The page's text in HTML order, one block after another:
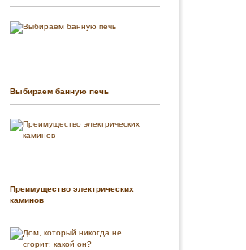
Выбираем банную печь
Преимущество электрических
каминов